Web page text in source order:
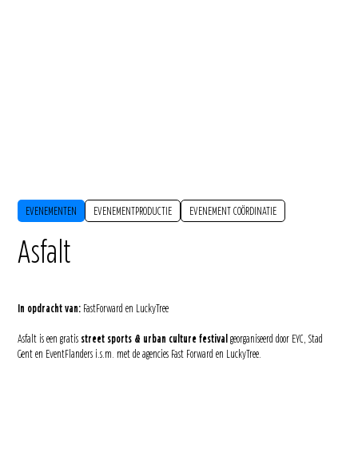
EVENEMENTEN EVENEMENTPRODUCTIE EVENEMENT COÖRDINATIE
Asfalt
In opdracht van: FastForward en LuckyTree
Asfalt is een gratis street sports & urban culture festival georganiseerd door EYC, Stad
Gent en EventFlanders i.s.m. met de agencies Fast Forward en LuckyTree.